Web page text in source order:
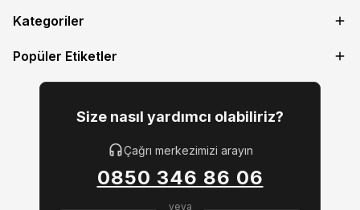
Kategoriler
Popüler Etiketler
Size nasıl yardımcı olabiliriz?
Çağrı merkezimizi arayın
0850 346 86 06